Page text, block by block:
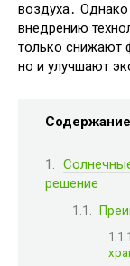
воздуха․ Однако
внедрению
только снижают
но и улучшают
Содержание
решение